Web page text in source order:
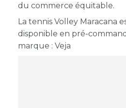
du commerce équitable.
La tennis Volley Maracana
disponible en pré-
marque : Veja